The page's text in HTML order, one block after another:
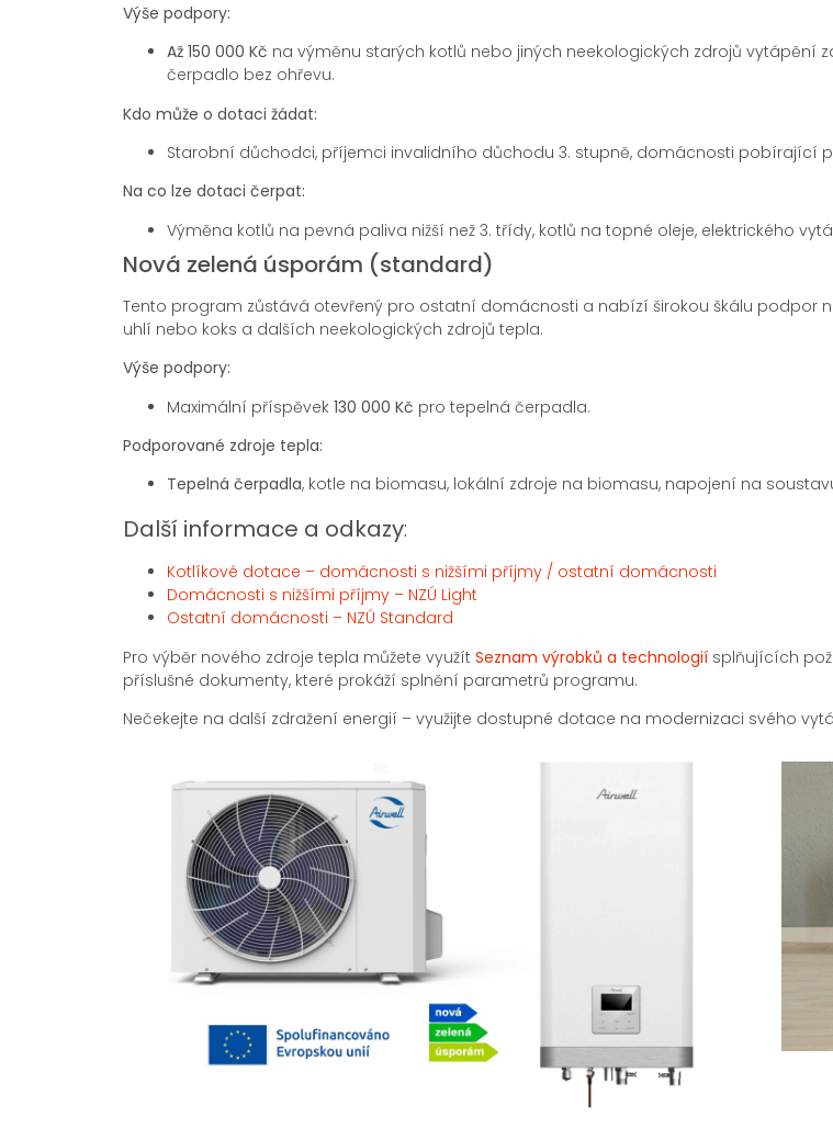
Výše podpory:
Až 150 000 Kč na výměnu starých kotlů nebo jiných neekologických zdrojů vytápění
čerpadlo bez ohřevu.
Kdo může o dotaci žádat:
Starobní důchodci, příjemci invalidního důchodu 3. stupně, domácnosti pobírající
Na co lze dotaci čerpat:
Výměna kotlů na pevná paliva nižší než 3. třídy, kotlů na topné oleje, elektrického
Nová zelená úsporám (standard)
Tento program zůstává otevřený pro ostatní domácnosti a nabízí širokou škálu podpor
uhlí nebo koks a dalších neekologických zdrojů tepla.
Výše podpory:
Maximální příspěvek 130 000 Kč pro tepelná čerpadla.
Podporované zdroje tepla:
Tepelná čerpadla, kotle na biomasu, lokální zdroje na biomasu, napojení na
Další informace a odkazy:
Kotlíkové dotace – domácnosti s nižšími příjmy / ostatní domácnosti
Domácnosti s nižšími příjmy – NZÚ Light
Ostatní domácnosti – NZÚ Standard
Pro výběr nového zdroje tepla můžete využít Seznam výrobků a technologií splňujících
příslušné dokumenty, které prokáží splnění parametrů programu.
Nečekejte na další zdražení energií – využijte dostupné dotace na modernizaci svého